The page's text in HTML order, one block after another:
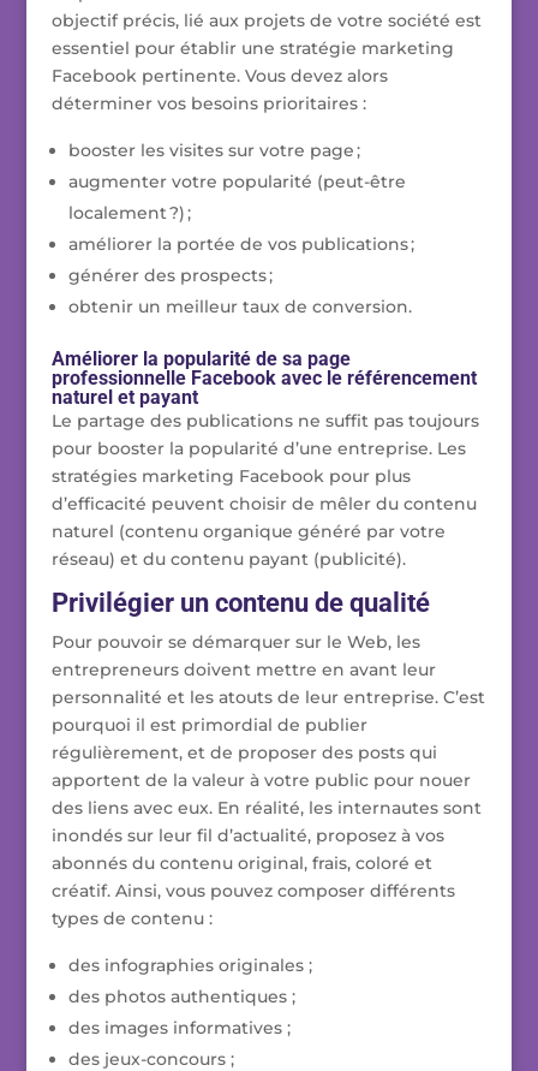
objectif précis, lié aux projets de votre société est
essentiel pour établir une stratégie marketing
Facebook pertinente. Vous devez alors
déterminer vos besoins prioritaires :
booster les visites sur votre page ;
augmenter votre popularité (peut-être
localement ?) ;
améliorer la portée de vos publications ;
générer des prospects ;
obtenir un meilleur taux de conversion.
Améliorer la popularité de sa page
professionnelle Facebook avec le référencement
naturel et payant
Le partage des publications ne suffit pas toujours
pour booster la popularité d’une entreprise. Les
stratégies marketing Facebook pour plus
d’efficacité peuvent choisir de mêler du contenu
naturel (contenu organique généré par votre
réseau) et du contenu payant (publicité).
Privilégier un contenu de qualité
Pour pouvoir se démarquer sur le Web, les
entrepreneurs doivent mettre en avant leur
personnalité et les atouts de leur entreprise. C’est
pourquoi il est primordial de publier
régulièrement, et de proposer des posts qui
apportent de la valeur à votre public pour nouer
des liens avec eux. En réalité, les internautes sont
inondés sur leur fil d’actualité, proposez à vos
abonnés du contenu original, frais, coloré et
créatif. Ainsi, vous pouvez composer différents
types de contenu :
des infographies originales ;
des photos authentiques ;
des images informatives ;
des jeux-concours ;